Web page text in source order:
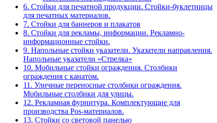
6. Стойки для печатной продукции. Стойки-буклетницы
для печатных материалов.
7. Стойки для баннеров и плакатов
8. Стойки для рекламы, информации. Рекламно-
информационные стойки.
9. Напольные стойки указатели. Указатели направления.
Напольные указатели «Стрелка»
10. Мобильные стойки ограждения. Столбики
ограждения с канатом.
11. Уличные переносные столбики ограждения.
Мобильные столбики для улицы.
12. Рекламная фурнитура. Комплектующие для
производства Pos-материалов.
13. Стойки со световой панелью